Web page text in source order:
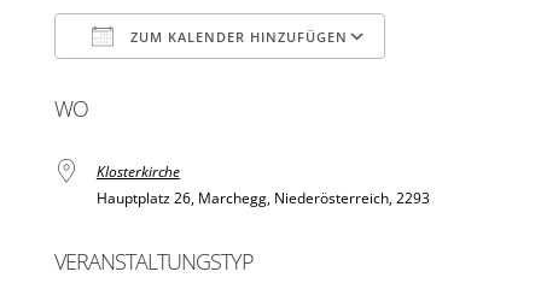
ZUM KALENDER HINZUFÜGEN
WO
Klosterkirche
Hauptplatz 26, Marchegg, Niederösterreich, 2293
VERANSTALTUNGSTYP